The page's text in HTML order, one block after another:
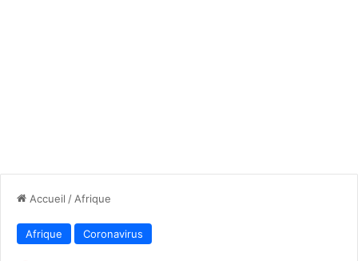
Accueil / Afrique
Afrique Coronavirus